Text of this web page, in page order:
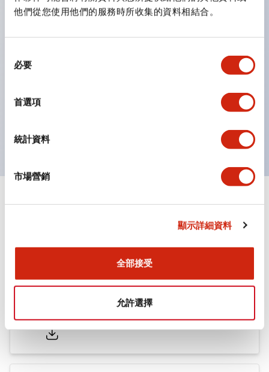
他們從您使用他們的服務時所收集的資料相結合。
必要
首選項
統計資料
市場營銷
顯示詳細資料
全部接受
允許選擇
完整支援全球各地需求的多種電壓規格。
需分色管理的 LED 燈泡，如今可用單一顆燈泡呈現多種
顏色。
支援色彩通用設計（CUD）：可清楚辨識正方平頭形指
示燈的亮燈/熄燈狀態，以及點燈時的顏色識別。
符合 ISO 3864-4 安全色規範：在危險或緊急狀況下，
顏色表現更明確鮮明，便於更多人識別。
HW系列 Push-in式 控制元件 (中文簡體版)